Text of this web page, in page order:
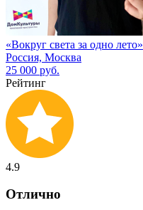
«Вокруг света за одно лето»
Россия, Москва
25 000 руб.
Рейтинг
4.9
Отлично